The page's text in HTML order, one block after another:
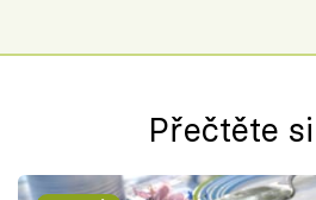
Přečtěte